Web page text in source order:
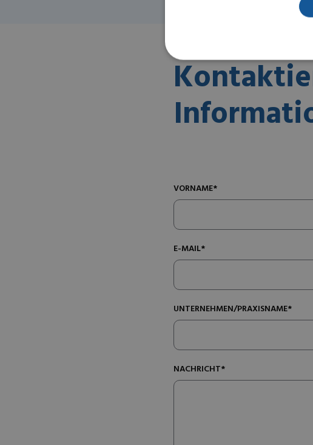
VORNAME*
E-MAIL*
UNTERNEHMEN/PRAXISNAME*
NACHRICHT*